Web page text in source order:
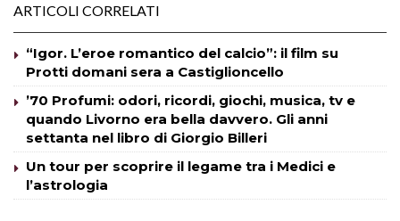
ARTICOLI CORRELATI
“Igor. L’eroe romantico del calcio”: il film su
Protti domani sera a Castiglioncello
’70 Profumi: odori, ricordi, giochi, musica, tv e
quando Livorno era bella davvero. Gli anni
settanta nel libro di Giorgio Billeri
Un tour per scoprire il legame tra i Medici e
l’astrologia